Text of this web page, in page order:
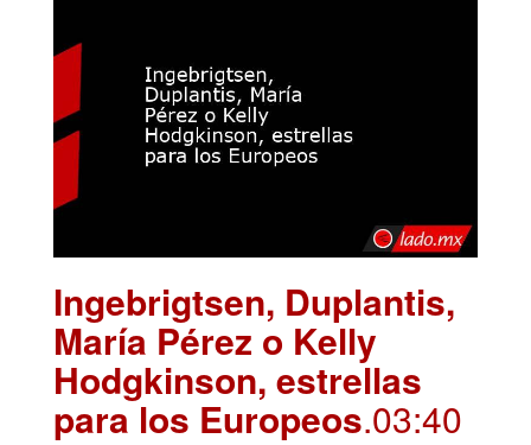
Ingebrigtsen, Duplantis,
María Pérez o Kelly
Hodgkinson, estrellas
para los Europeos.03:40